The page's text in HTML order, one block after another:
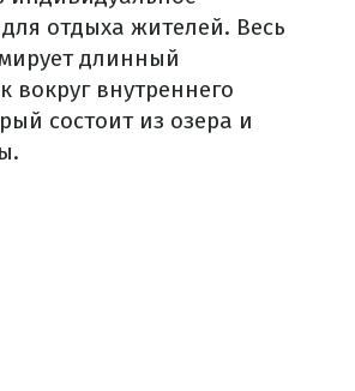
отдыха жителей. Весь
длинный
вокруг внутреннего
состоит из озера и